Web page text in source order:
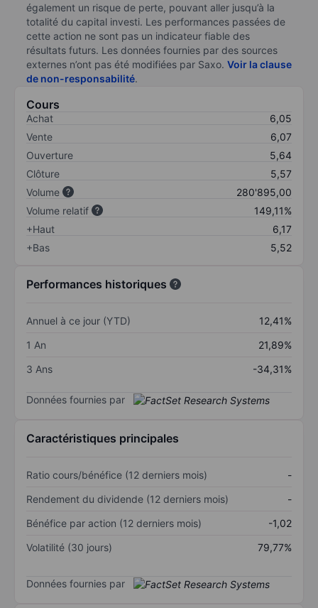
également un risque de perte, pouvant aller jusqu’à la
totalité du capital investi. Les performances passées de
cette action ne sont pas un indicateur fiable des
résultats futurs. Les données fournies par des sources
externes n’ont pas été modifiées par Saxo. Voir la clause
de non-responsabilité.
Cours
Achat
6,05
Vente
6,07
Ouverture
5,64
Clôture
5,57
Volume
280'895,00
Volume relatif
149,11%
+Haut
6,17
+Bas
5,52
Performances historiques
Annuel à ce jour (YTD)
12,41%
1 An
21,89%
3 Ans
-34,31%
Données fournies par
Caractéristiques principales
Ratio cours/bénéfice (12 derniers mois)
-
Rendement du dividende (12 derniers mois)
-
Bénéfice par action (12 derniers mois)
-1,02
Volatilité (30 jours)
79,77%
Données fournies par